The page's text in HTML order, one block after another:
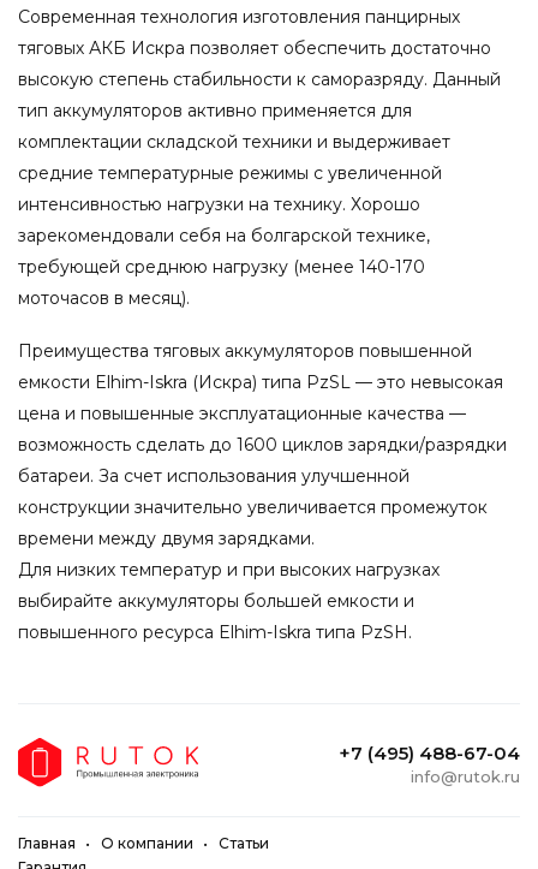
Современная технология изготовления панцирных
тяговых АКБ Искра позволяет обеспечить достаточно
высокую степень стабильности к саморазряду. Данный
тип аккумуляторов активно применяется для
комплектации складской техники и выдерживает
средние температурные режимы с увеличенной
интенсивностью нагрузки на технику. Хорошо
зарекомендовали себя на болгарской технике,
требующей среднюю нагрузку (менее 140-170
моточасов в месяц).
Преимущества тяговых аккумуляторов повышенной
емкости Elhim-Iskra (Искра) типа PzSL — это невысокая
цена и повышенные эксплуатационные качества —
возможность сделать до 1600 циклов зарядки/разрядки
батареи. За счет использования улучшенной
конструкции значительно увеличивается промежуток
времени между двумя зарядками.
Для низких температур и при высоких нагрузках
выбирайте аккумуляторы большей емкости и
повышенного ресурса Elhim-Iskra типа PzSH.
+7 (495) 488-67-04
info@rutok.ru
Главная О компании
Статьи